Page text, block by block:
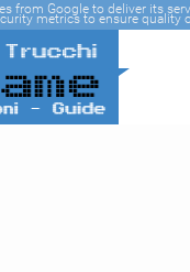
from Google to deliver its
metrics to ensure quality